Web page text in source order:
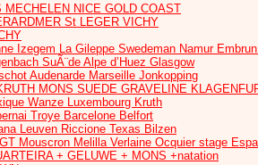
NICE GOLD COAST
St LEGER VICHY
Izegem La Gileppe Swedeman Namur
SuÃ¨de Alpe d’Huez Glasgow
Audenarde Marseille Jonkopping
MONS SUEDE GRAVELINE
Wanze Luxembourg Kruth
Troye Barcelone Belfort
Leuven Riccione Texas Bilzen
Mouscron Melilla Verlaine Ocquier stage
+ GELUWE + MONS +natation